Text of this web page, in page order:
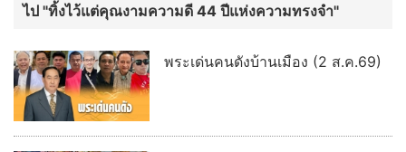
ไป "ทิ้งไว้แต่คุณงามความดี 44 ปีแห่งความทรงจำ"
พระเด่นคนดังบ้านเมือง (2 ส.ค.69)